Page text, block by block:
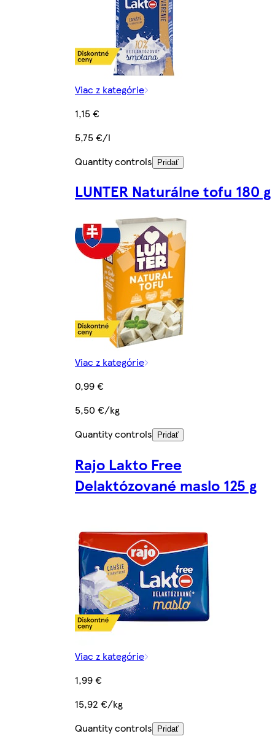
Viac z kategórie
1,15 €
5,75 €/l
Quantity controls
Pridať
LUNTER Naturálne tofu 180 g
Viac z kategórie
0,99 €
5,50 €/kg
Quantity controls
Pridať
Rajo Lakto Free
Delaktózované maslo 125 g
Viac z kategórie
1,99 €
15,92 €/kg
Quantity controls
Pridať